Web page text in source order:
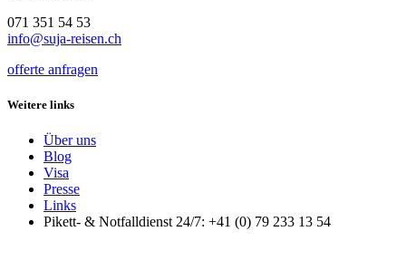
071 351 54 53
info@suja-reisen.ch
offerte anfragen
Weitere links
Über uns
Blog
Visa
Presse
Links
Pikett- & Notfalldienst 24/7: +41 (0) 79 233 13 54